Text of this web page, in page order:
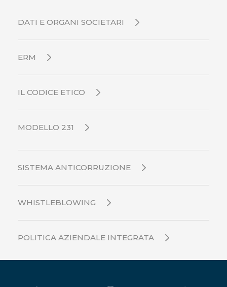
DATI E ORGANI SOCIETARI
ERM
IL CODICE ETICO
MODELLO 231
SISTEMA ANTICORRUZIONE
WHISTLEBLOWING
POLITICA AZIENDALE INTEGRATA